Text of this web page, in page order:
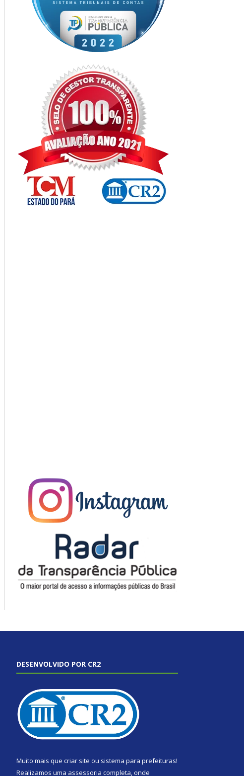
DESENVOLVIDO POR CR2
Muito mais que criar site ou sistema para prefeituras!
Realizamos uma assessoria completa, onde